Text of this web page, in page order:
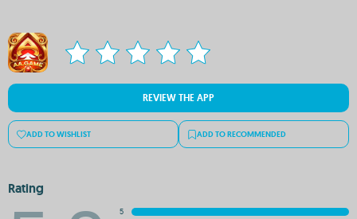
REVIEW THE APP
ADD TO WISHLIST ADD TO RECOMMENDED
Rating
5